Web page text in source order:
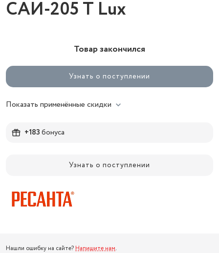
САИ-205 T Lux
Товар закончился
Узнать о поступлении
Показать применённые скидки
+183бонуса
Узнать о поступлении
Нашли ошибку на сайте? Напишите нам.